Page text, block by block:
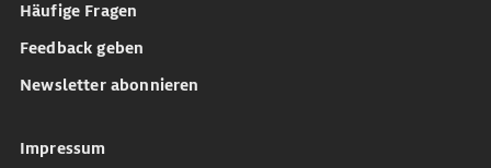
Häufige Fragen
Feedback geben
Newsletter abonnieren
Impressum